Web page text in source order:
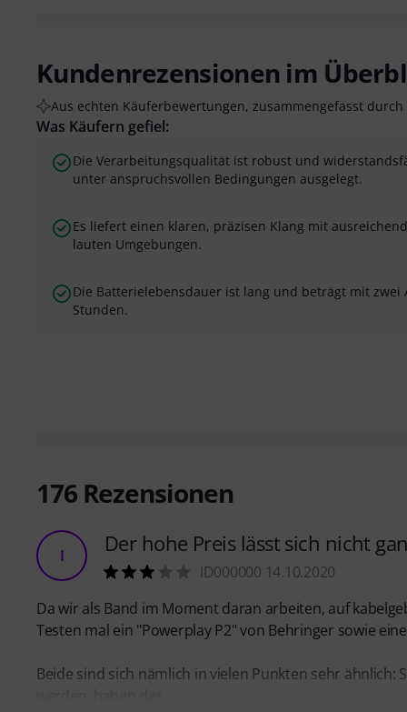
Kundenrezensionen im
Aus echten Käuferbewertungen, zusammengefasst durch
Was Käufern gefiel:
Die Verarbeitungsqualität ist robust und
unter anspruchsvollen Bedingungen ausgelegt.
Es liefert einen klaren, präzisen Klang mit
lauten Umgebungen.
Die Batterielebensdauer ist lang und beträgt mit zwei
Stunden.
176 Rezensionen
I Der hohe Preis lässt sich nicht
ID000000 14.10.2020
Da wir als Band im Moment daran arbeiten, auf
Testen mal ein "Powerplay P2" von Behringer sowie
Beide sind sich nämlich in vielen Punkten sehr ähnlich: